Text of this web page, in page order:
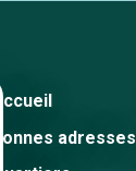
Accueil
Bonnes adresses